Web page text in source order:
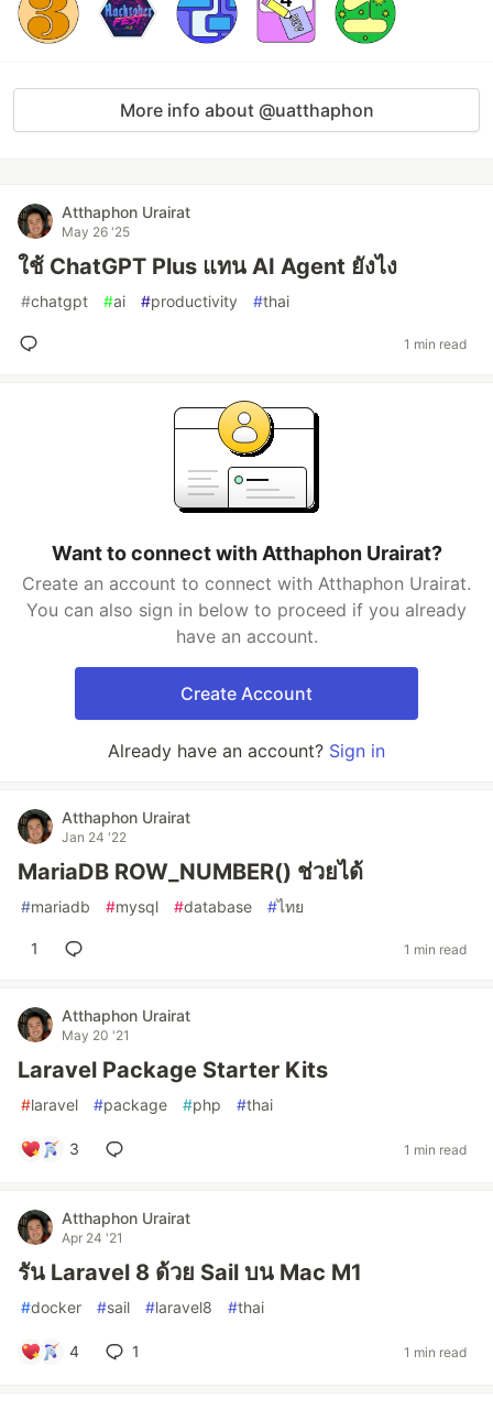
More info about @uatthaphon
Atthaphon Urairat
May 26 '25
ใช้ ChatGPT Plus แทน AI Agent ยังไง
#chatgpt #ai #productivity #thai
1 min read
Want to connect with Atthaphon Urairat?
Create an account to connect with Atthaphon Urairat.
You can also sign in below to proceed if you already
have an account.
Create Account
Already have an account? Sign in
Atthaphon Urairat
Jan 24 '22
MariaDB ROW_NUMBER() ช่วยได้
#mariadb #mysql #database #ไทย
1 1 min read
Atthaphon Urairat
May 20 '21
Laravel Package Starter Kits
#laravel #package #php #thai
3 1 min read
Atthaphon Urairat
Apr 24 '21
รัน Laravel 8 ด้วย Sail บน Mac M1
#docker #sail #laravel8 #thai
4 1 1 min read